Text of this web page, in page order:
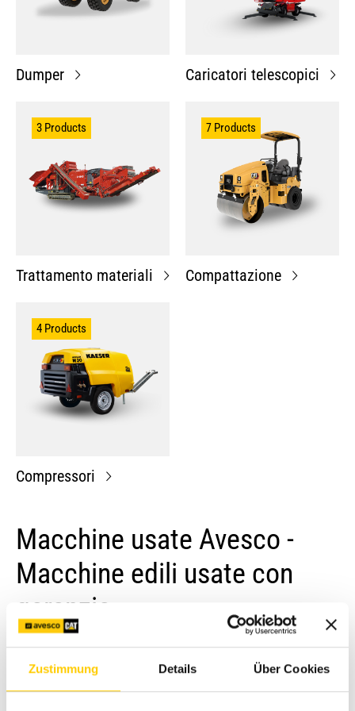
Zustimmung Details Über Cookies
Dumper Caricatori telescopici
3 Products
Trattamento materiali
7 Products
Compattazione
4 Products
Compressori
Macchine usate Avesco -
Macchine edili usate con
garanzia
Avesco è il vostro partner forte in Svizzera per le
macchine edili usate di qualità comprovata. La gamma
comprende un'ampia scelta di macchine edili usate come